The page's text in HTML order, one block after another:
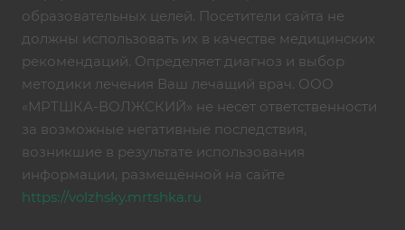
образовательных целей. Посетители сайта не
должны использовать их в качестве медицинских
рекомендаций. Определяет диагноз и выбор
методики лечения Ваш лечащий врач. ООО
«МРТШКА-ВОЛЖСКИЙ» не несет ответственности
за возможные негативные последствия,
возникшие в результате использования
информации, размещённой на сайте
https://volzhsky.mrtshka.ru